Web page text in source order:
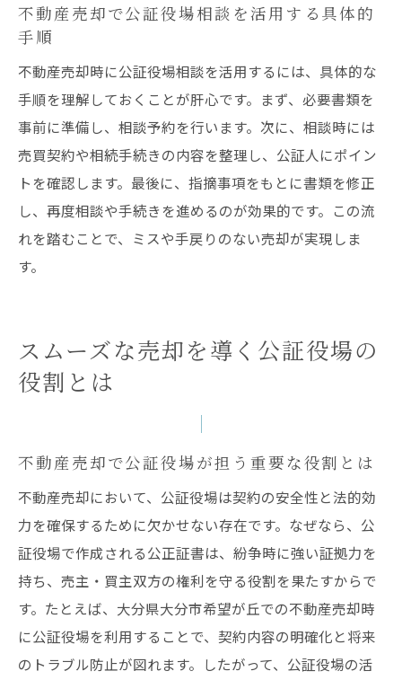
不動産売却で公証役場相談を活用する具体的
手順
不動産売却時に公証役場相談を活用するには、具体的な
手順を理解しておくことが肝心です。まず、必要書類を
事前に準備し、相談予約を行います。次に、相談時には
売買契約や相続手続きの内容を整理し、公証人にポイン
トを確認します。最後に、指摘事項をもとに書類を修正
し、再度相談や手続きを進めるのが効果的です。この流
れを踏むことで、ミスや手戻りのない売却が実現しま
す。
スムーズな売却を導く公証役場の
役割とは
不動産売却で公証役場が担う重要な役割とは
不動産売却において、公証役場は契約の安全性と法的効
力を確保するために欠かせない存在です。なぜなら、公
証役場で作成される公正証書は、紛争時に強い証拠力を
持ち、売主・買主双方の権利を守る役割を果たすからで
す。たとえば、大分県大分市希望が丘での不動産売却時
に公証役場を利用することで、契約内容の明確化と将来
のトラブル防止が図れます。したがって、公証役場の活